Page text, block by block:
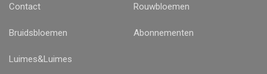
Contact Rouwbloemen
Bruidsbloemen Abonnementen
Luimes&Luimes